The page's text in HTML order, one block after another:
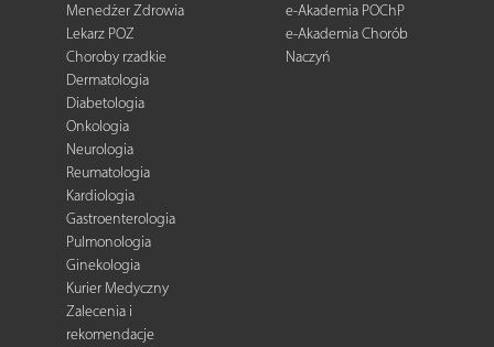
Menedżer Zdrowia
Lekarz POZ
Choroby rzadkie
Dermatologia
Diabetologia
Onkologia
Neurologia
Reumatologia
Kardiologia
Gastroenterologia
Pulmonologia
Ginekologia
Kurier Medyczny
Zalecenia i
rekomendacje
e-Akademia POChP
e-Akademia Chorób
Naczyń